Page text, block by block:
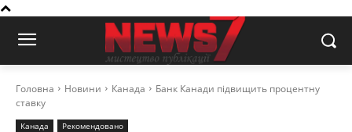
Головна Новини Канада
Банк Канади підвищить процентну
ставку
Канада Рекомендовано